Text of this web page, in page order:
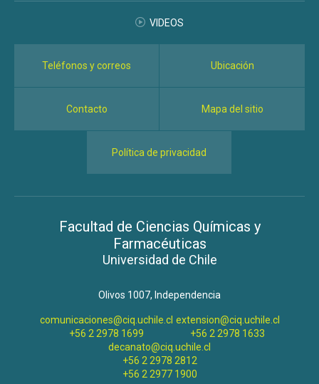
VIDEOS
Teléfonos y correos Ubicación
Contacto Mapa del sitio
Política de privacidad
Facultad de Ciencias Químicas y
Farmacéuticas
Universidad de Chile
Olivos 1007, Independencia
comunicaciones@ciq.uchile.cl
+56 2 2978 1699
extension@ciq.uchile.cl
+56 2 2978 1633
decanato@ciq.uchile.cl
+56 2 2978 2812
+56 2 2977 1900